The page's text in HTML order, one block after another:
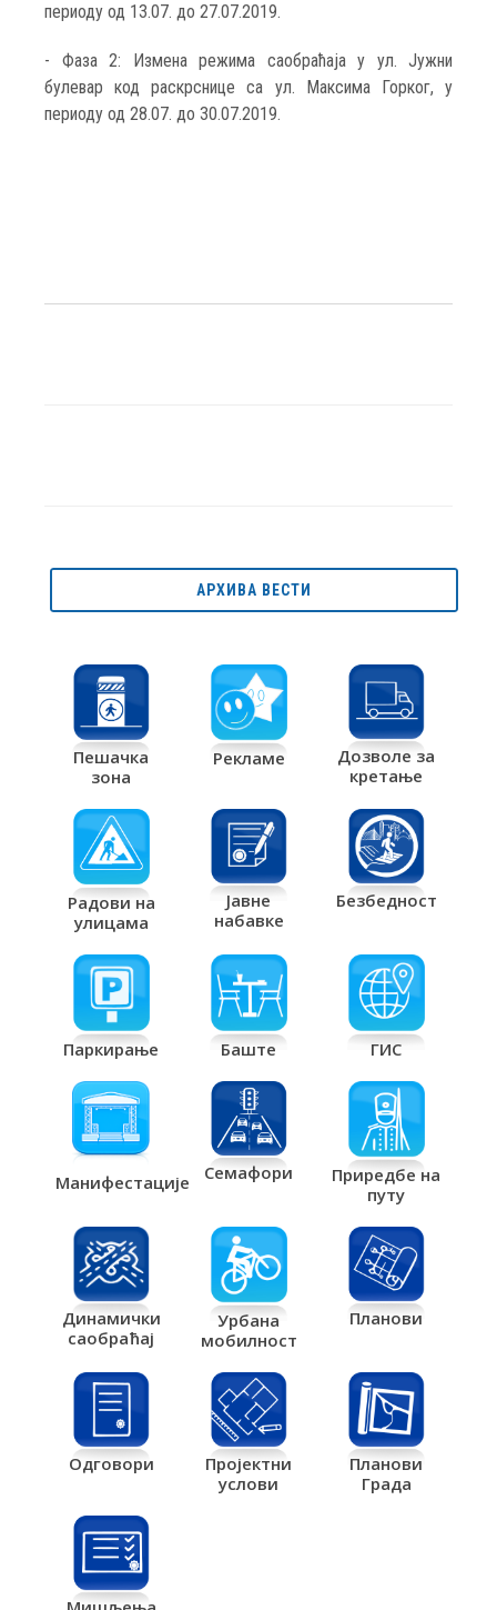
периоду од 13.07. до 27.07.2019.
- Фаза 2: Измена режима саобраћаја у ул. Јужни
булевар код раскрснице са ул. Максима Горког, у
периоду од 28.07. до 30.07.2019.
АРХИВА ВЕСТИ
Пешачка
зона
Рекламе
Дозволе за
кретање
Радови на
улицама
Јавне
набавке
Безбедност
Паркирање Баште ГИС
Манифестације Семафори
Приредбе на
путу
Динамички
саобраћај
Урбана
мобилност
Планови
Одговори
Пројектни
услови
Планови
Града